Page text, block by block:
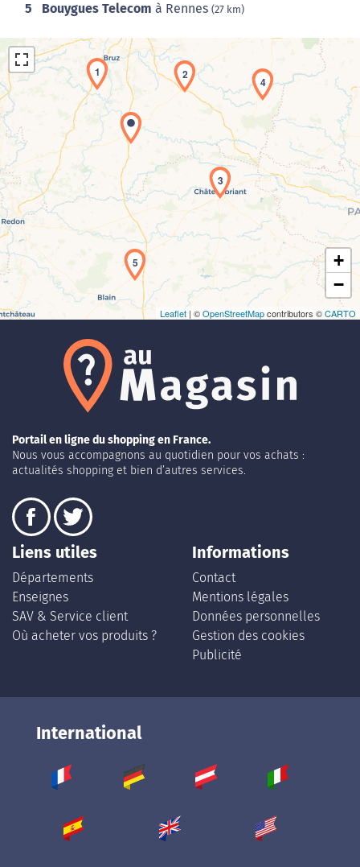
5 Bouygues Telecom à Rennes (27 km)
Chargement de la carte en cours...
1 2
3
4
5
+
−
Leaflet | ©OpenStreetMapcontributors ©CARTO
Portail en ligne du shopping en France.
Nous vous accompagnons au quotidien pour vos achats :
actualités shopping et bien d’autres services.
Liens utiles
Départements
Enseignes
SAV & Service client
Où acheter vos produits ?
Informations
Contact
Mentions légales
Données personnelles
Gestion des cookies
Publicité
International